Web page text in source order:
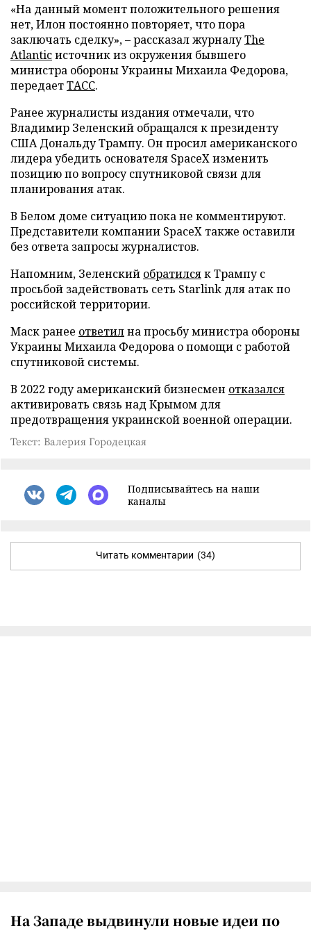
«На данный момент положительного решения
нет, Илон постоянно повторяет, что пора
заключать сделку», – рассказал журналуThe
Atlanticисточник из окружения бывшего
министра обороны Украины Михаила Федорова,
передаетТАСС.
Ранее журналисты издания отмечали, что
Владимир Зеленский обращался к президенту
США Дональду Трампу. Он просил американского
лидера убедить основателя SpaceX изменить
позицию по вопросу спутниковой связи для
планирования атак.
В Белом доме ситуацию пока не комментируют.
Представители компании SpaceX также оставили
без ответа запросы журналистов.
Напомним, Зеленский обратилсяк Трампу с
просьбой задействовать сеть Starlink для атак по
российской территории.
Маск ранее ответилна просьбу министра обороны
Украины Михаила Федорова о помощи с работой
спутниковой системы.
В 2022 году американский бизнесмен отказался
активировать связь над Крымом для
предотвращения украинской военной операции.
Текст: Валерия Городецкая
Подписывайтесь на наши
каналы
Читать комментарии (34)
На Западе выдвинули новые идеи по